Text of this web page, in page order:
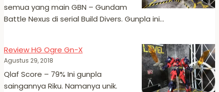
semua yang main GBN – Gundam
Battle Nexus di serial Build Divers. Gunpla ini…
Review HG Ogre Gn-X
Agustus 29, 2018
Qlaf Score – 79% Ini gunpla
saingannya Riku. Namanya unik.